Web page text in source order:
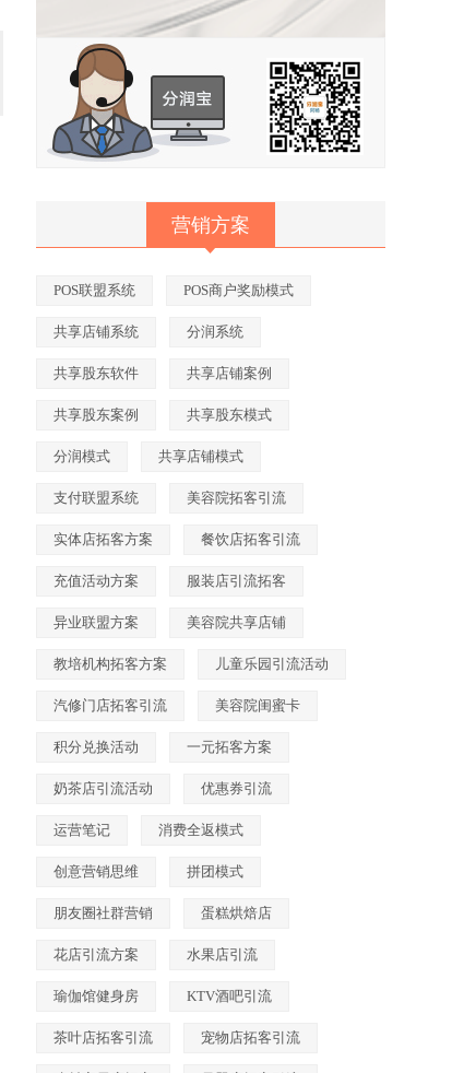
营销方案
POS联盟系统 POS商户奖励模式
共享店铺系统 分润系统
共享股东软件 共享店铺案例
共享股东案例 共享股东模式
分润模式 共享店铺模式
支付联盟系统 美容院拓客引流
实体店拓客方案 餐饮店拓客引流
充值活动方案 服装店引流拓客
异业联盟方案 美容院共享店铺
教培机构拓客方案 儿童乐园引流活动
汽修门店拓客引流 美容院闺蜜卡
积分兑换活动 一元拓客方案
奶茶店引流活动 优惠券引流
运营笔记 消费全返模式
创意营销思维 拼团模式
朋友圈社群营销 蛋糕烘焙店
花店引流方案 水果店引流
瑜伽馆健身房 KTV酒吧引流
茶叶店拓客引流 宠物店拓客引流